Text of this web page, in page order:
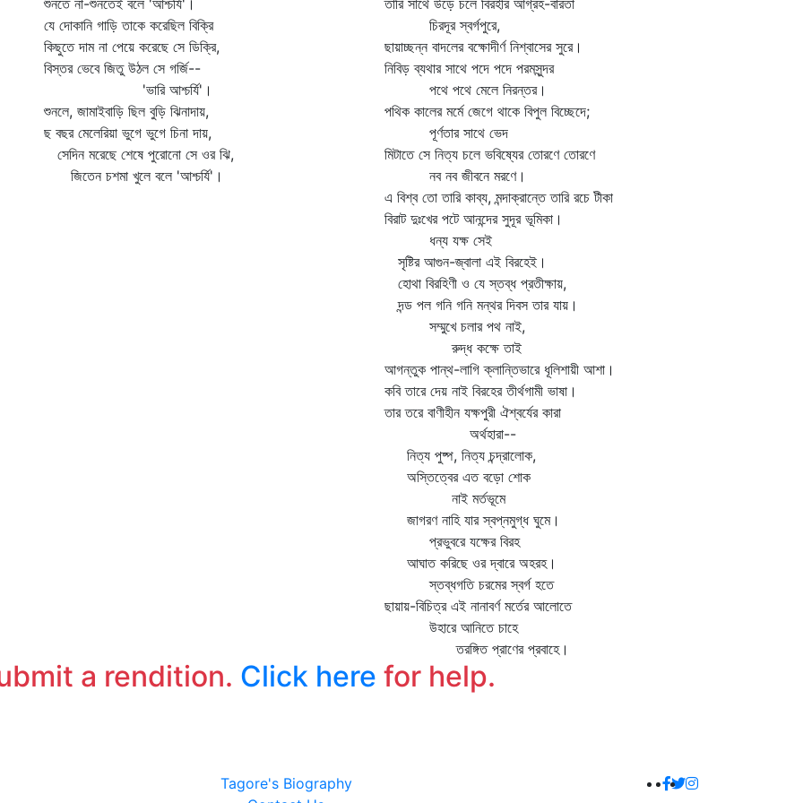
শুনতে না-শুনতেই বলে 'আশ্চর্যি'।
যে দোকানি গাড়ি তাকে করেছিল বিক্রি
কিছুতে দাম না পেয়ে করেছে সে ডিক্রি,
বিস্তর ভেবে জিতু উঠল সে গর্জি--
'ভারি আশ্চর্যি'।
শুনলে, জামাইবাড়ি ছিল বুড়ি ঝিনাদায়,
ছ বছর মেলেরিয়া ভুগে ভুগে চিনা দায়,
সেদিন মরেছে শেষে পুরোনো সে ওর ঝি,
জিতেন চশমা খুলে বলে 'আশ্চর্যি'।
তারি সাথে উড়ে চলে বিরহীর আগ্রহ-বারতা
চিরদূর স্বর্গপুরে,
ছায়াচ্ছন্ন বাদলের বক্ষোদীর্ণ নিশ্বাসের সুরে।
নিবিড় ব্যথার সাথে পদে পদে পরমসুন্দর
পথে পথে মেলে নিরন্তর।
পথিক কালের মর্মে জেগে থাকে বিপুল বিচ্ছেদে;
পূর্ণতার সাথে ভেদ
মিটাতে সে নিত্য চলে ভবিষ্যের তোরণে তোরণে
নব নব জীবনে মরণে।
এ বিশ্ব তো তারি কাব্য, মন্দাক্রান্তে তারি রচে টীকা
বিরাট দুঃখের পটে আনন্দের সুদূর ভূমিকা।
ধন্য যক্ষ সেই
সৃষ্টির আগুন-জ্বালা এই বিরহেই।
হোথা বিরহিণী ও যে স্তব্ধ প্রতীক্ষায়,
দন্ড পল গনি গনি মন্থর দিবস তার যায়।
সম্মুখে চলার পথ নাই,
রুদ্ধ কক্ষে তাই
আগন্তুক পান্থ-লাগি ক্লান্তিভারে ধূলিশায়ী আশা।
কবি তারে দেয় নাই বিরহের তীর্থগামী ভাষা।
তার তরে বাণীহীন যক্ষপুরী ঐশ্বর্যের কারা
অর্থহারা--
নিত্য পুষ্প, নিত্য চন্দ্রালোক,
অস্তিত্বের এত বড়ো শোক
নাই মর্তভূমে
জাগরণ নাহি যার স্বপ্নমুগ্ধ ঘুমে।
প্রভুবরে যক্ষের বিরহ
আঘাত করিছে ওর দ্বারে অহরহ।
স্তব্ধগতি চরমের স্বর্গ হতে
ছায়ায়-বিচিত্র এই নানাবর্ণ মর্তের আলোতে
উহারে আনিতে চাহে
তরঙ্গিত প্রাণের প্রবাহে।
a rendition. Click here for help.
Tagore's Biography